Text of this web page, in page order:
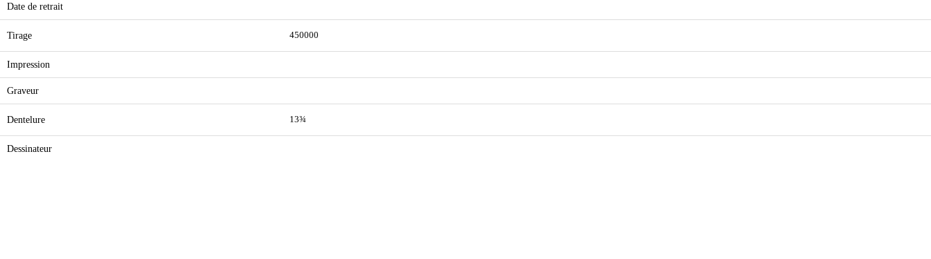
Date de retrait
Tirage 450000
Impression
Graveur
Dentelure 13¾
Dessinateur